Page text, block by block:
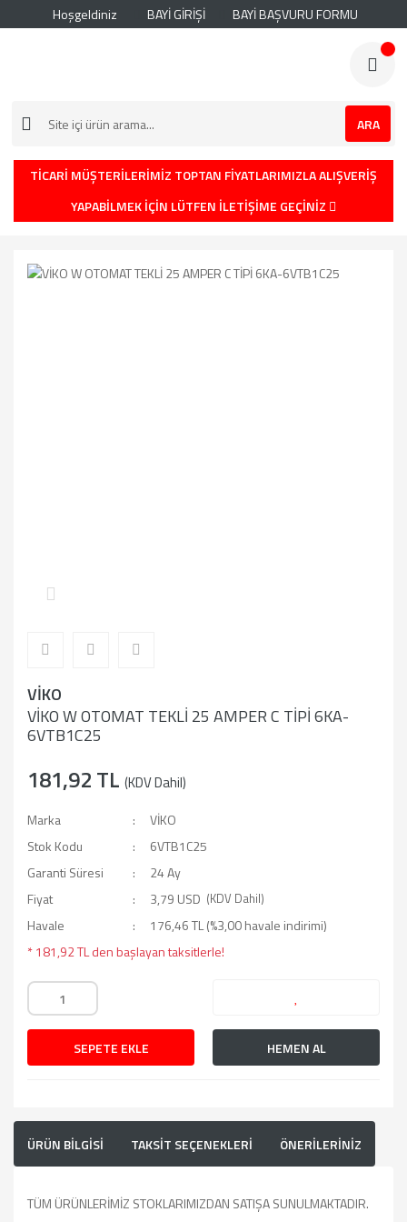
Hoşgeldiniz BAYİ GİRİŞİ BAYİ BAŞVURU FORMU
ARA
TİCARİ MÜŞTERİLERİMİZ TOPTAN FİYATLARIMIZLA ALIŞVERİŞ
YAPABİLMEK İÇİN LÜTFEN İLETİŞİME GEÇİNİZ
VİKO
VİKO W OTOMAT TEKLİ 25 AMPER C TİPİ 6KA-
6VTB1C25
181,92 TL (KDV Dahil)
Marka
VİKO
Stok Kodu
6VTB1C25
Garanti Süresi
24 Ay
Fiyat
3,79 USD (KDV Dahil)
Havale
176,46 TL (%3,00 havale indirimi)
* 181,92 TL den başlayan taksitlerle!
SEPETE EKLE HEMEN AL
ÜRÜN BİLGİSİ TAKSİT SEÇENEKLERİ ÖNERİLERİNİZ
TÜM ÜRÜNLERİMİZ STOKLARIMIZDAN SATIŞA SUNULMAKTADIR.